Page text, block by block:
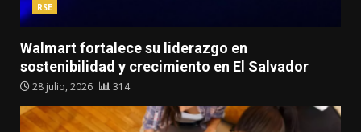
RSE
Walmart fortalece su liderazgo en
sostenibilidad y crecimiento en El Salvador
28 julio, 2026 314